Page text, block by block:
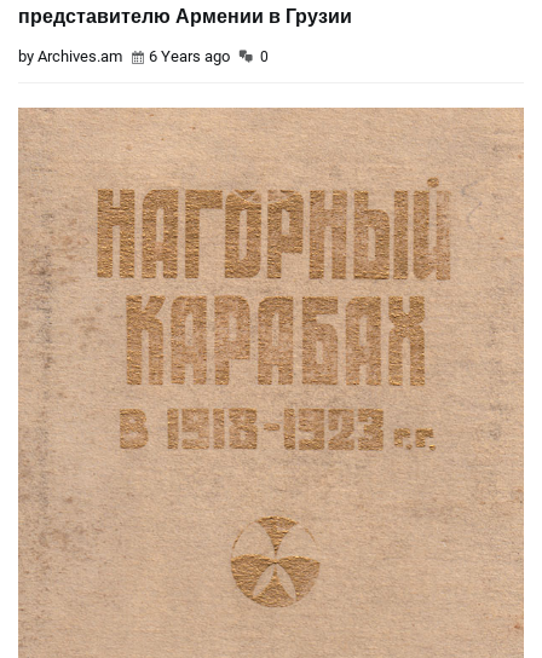
представителю Армении в Грузии
by Archives.am 6 Years ago 0